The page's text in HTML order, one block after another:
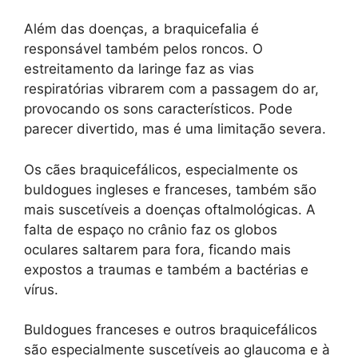
Além das doenças, a braquicefalia é
responsável também pelos roncos. O
estreitamento da laringe faz as vias
respiratórias vibrarem com a passagem do ar,
provocando os sons característicos. Pode
parecer divertido, mas é uma limitação severa.
Os cães braquicefálicos, especialmente os
buldogues ingleses e franceses, também são
mais suscetíveis a doenças oftalmológicas. A
falta de espaço no crânio faz os globos
oculares saltarem para fora, ficando mais
expostos a traumas e também a bactérias e
vírus.
Buldogues franceses e outros braquicefálicos
são especialmente suscetíveis ao glaucoma e à